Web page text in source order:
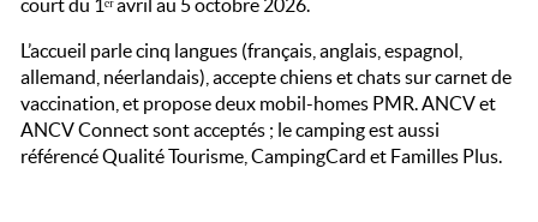
court du 1ᵉʳ avril au 5 octobre 2026.
L’accueil parle cinq langues (français, anglais, espagnol,
allemand, néerlandais), accepte chiens et chats sur carnet de
vaccination, et propose deux mobil-homes PMR. ANCV et
ANCV Connect sont acceptés ; le camping est aussi
référencé Qualité Tourisme, CampingCard et Familles Plus.